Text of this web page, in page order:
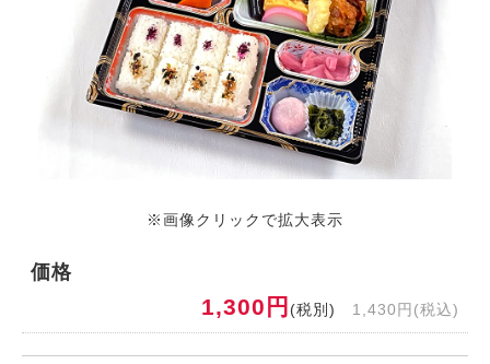
※画像クリックで拡大表示
価格
1,300円 (税別) 1,430円(税込)